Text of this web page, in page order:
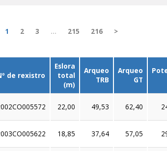
1 2 3 … 215 216 >
de rexistro
Eslora
total
(m)
Arqueo
TRB
Arqueo
GT
22,00 49,53 62,40
18,85 37,64 57,05